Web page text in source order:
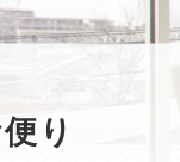
り